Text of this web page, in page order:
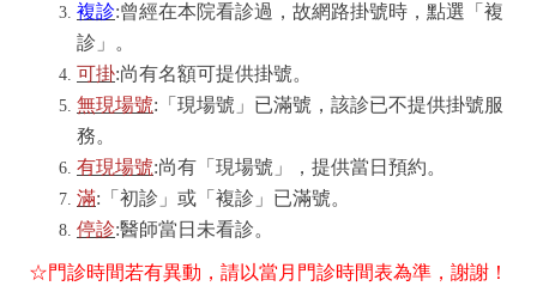
複診:曾經在本院看診過，故網路掛號時，點選「複
診」。
可掛:尚有名額可提供掛號。
無現場號:「現場號」已滿號，該診已不提供掛號服
務。
有現場號:尚有「現場號」，提供當日預約。
滿:「初診」或「複診」已滿號。
停診:醫師當日未看診。
☆門診時間若有異動，請以當月門診時間表為準，謝謝！